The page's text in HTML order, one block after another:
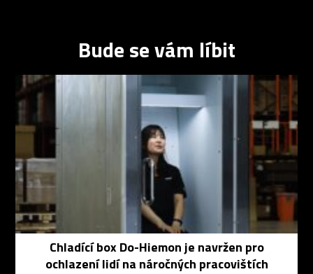
Bude se vám líbit
Chladící box Do-Hiemon je navržen pro
ochlazení lidí na náročných pracovištích